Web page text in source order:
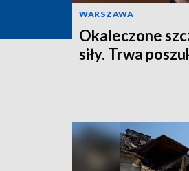
WARSZAWA
Okaleczone
siły. Trwa